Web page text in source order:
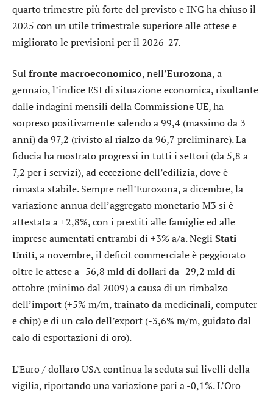
quarto trimestre più forte del previsto eINGha chiuso il
2025 con un utile trimestrale superiore alle attese e
migliorato le previsioni per il 2026-27.
Sul fronte macroeconomico, nell’Eurozona, a
gennaio, l’indice ESI di situazione economica, risultante
dalle indagini mensili della Commissione UE, ha
sorpreso positivamente salendo a 99,4 (massimo da 3
anni) da 97,2 (rivisto al rialzo da 96,7 preliminare). La
fiducia ha mostrato progressi in tutti i settori (da 5,8 a
7,2 per i servizi), ad eccezione dell’edilizia, dove è
rimasta stabile. Sempre nell’Eurozona, a dicembre, la
variazione annua dell’aggregato monetario M3 si è
attestata a +2,8%, con i prestiti alle famiglie ed alle
imprese aumentati entrambi di +3% a/a. Negli Stati
Uniti, a novembre, il deficit commerciale è peggiorato
oltre le attese a -56,8 mld di dollari da -29,2 mld di
ottobre (minimo dal 2009) a causa di un rimbalzo
dell’import (+5% m/m, trainato da medicinali, computer
e chip) e di un calo dell’export (-3,6% m/m, guidato dal
calo di esportazioni di oro).
L’Euro / dollaro USAcontinua la seduta sui livelli della
vigilia, riportando una variazione pari a -0,1%. L’Oro